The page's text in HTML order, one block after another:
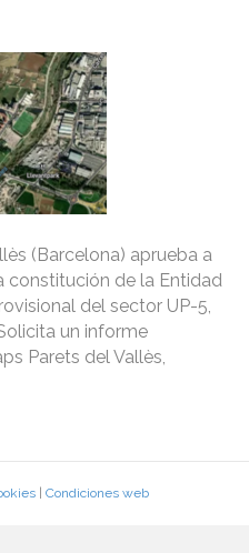
(Barcelona) aprueba a
constitución de la Entidad
del sector UP-5,
un informe
Parets del Vallès,
| Condiciones web